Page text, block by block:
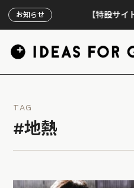
お知らせ 【特設サイトオ
TAG
#地熱